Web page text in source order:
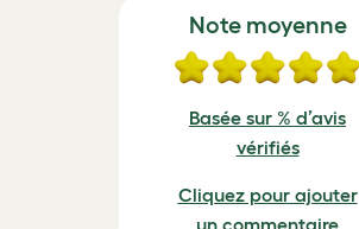
Note moyenne
Basée sur % d’avis
vérifiés
Cliquez pour ajouter